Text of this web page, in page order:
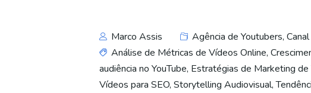
Marco Assis Agência de Youtubers,
Análise de Métricas de Vídeos Online,
audiência no YouTube, Estratégias de Marketing de
Vídeos para SEO, Storytelling Audiovisual,